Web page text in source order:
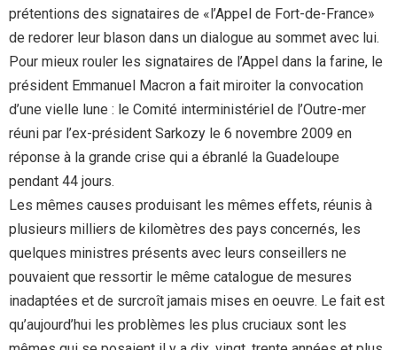
prétentions des signataires de «l’Appel de Fort-de-France»
de redorer leur blason dans un dialogue au sommet avec lui.
Pour mieux rouler les signataires de l’Appel dans la farine, le
président Emmanuel Macron a fait miroiter la convocation
d’une vielle lune : le Comité interministériel de l’Outre-mer
réuni par l’ex-président Sarkozy le 6 novembre 2009 en
réponse à la grande crise qui a ébranlé la Guadeloupe
pendant 44 jours.
Les mêmes causes produisant les mêmes effets, réunis à
plusieurs milliers de kilomètres des pays concernés, les
quelques ministres présents avec leurs conseillers ne
pouvaient que ressortir le même catalogue de mesures
inadaptées et de surcroît jamais mises en oeuvre. Le fait est
qu’aujourd’hui les problèmes les plus cruciaux sont les